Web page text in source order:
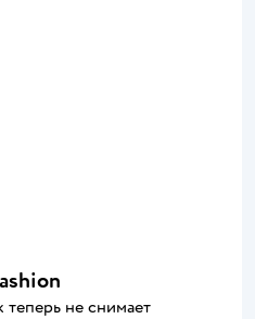
теперь не снимает